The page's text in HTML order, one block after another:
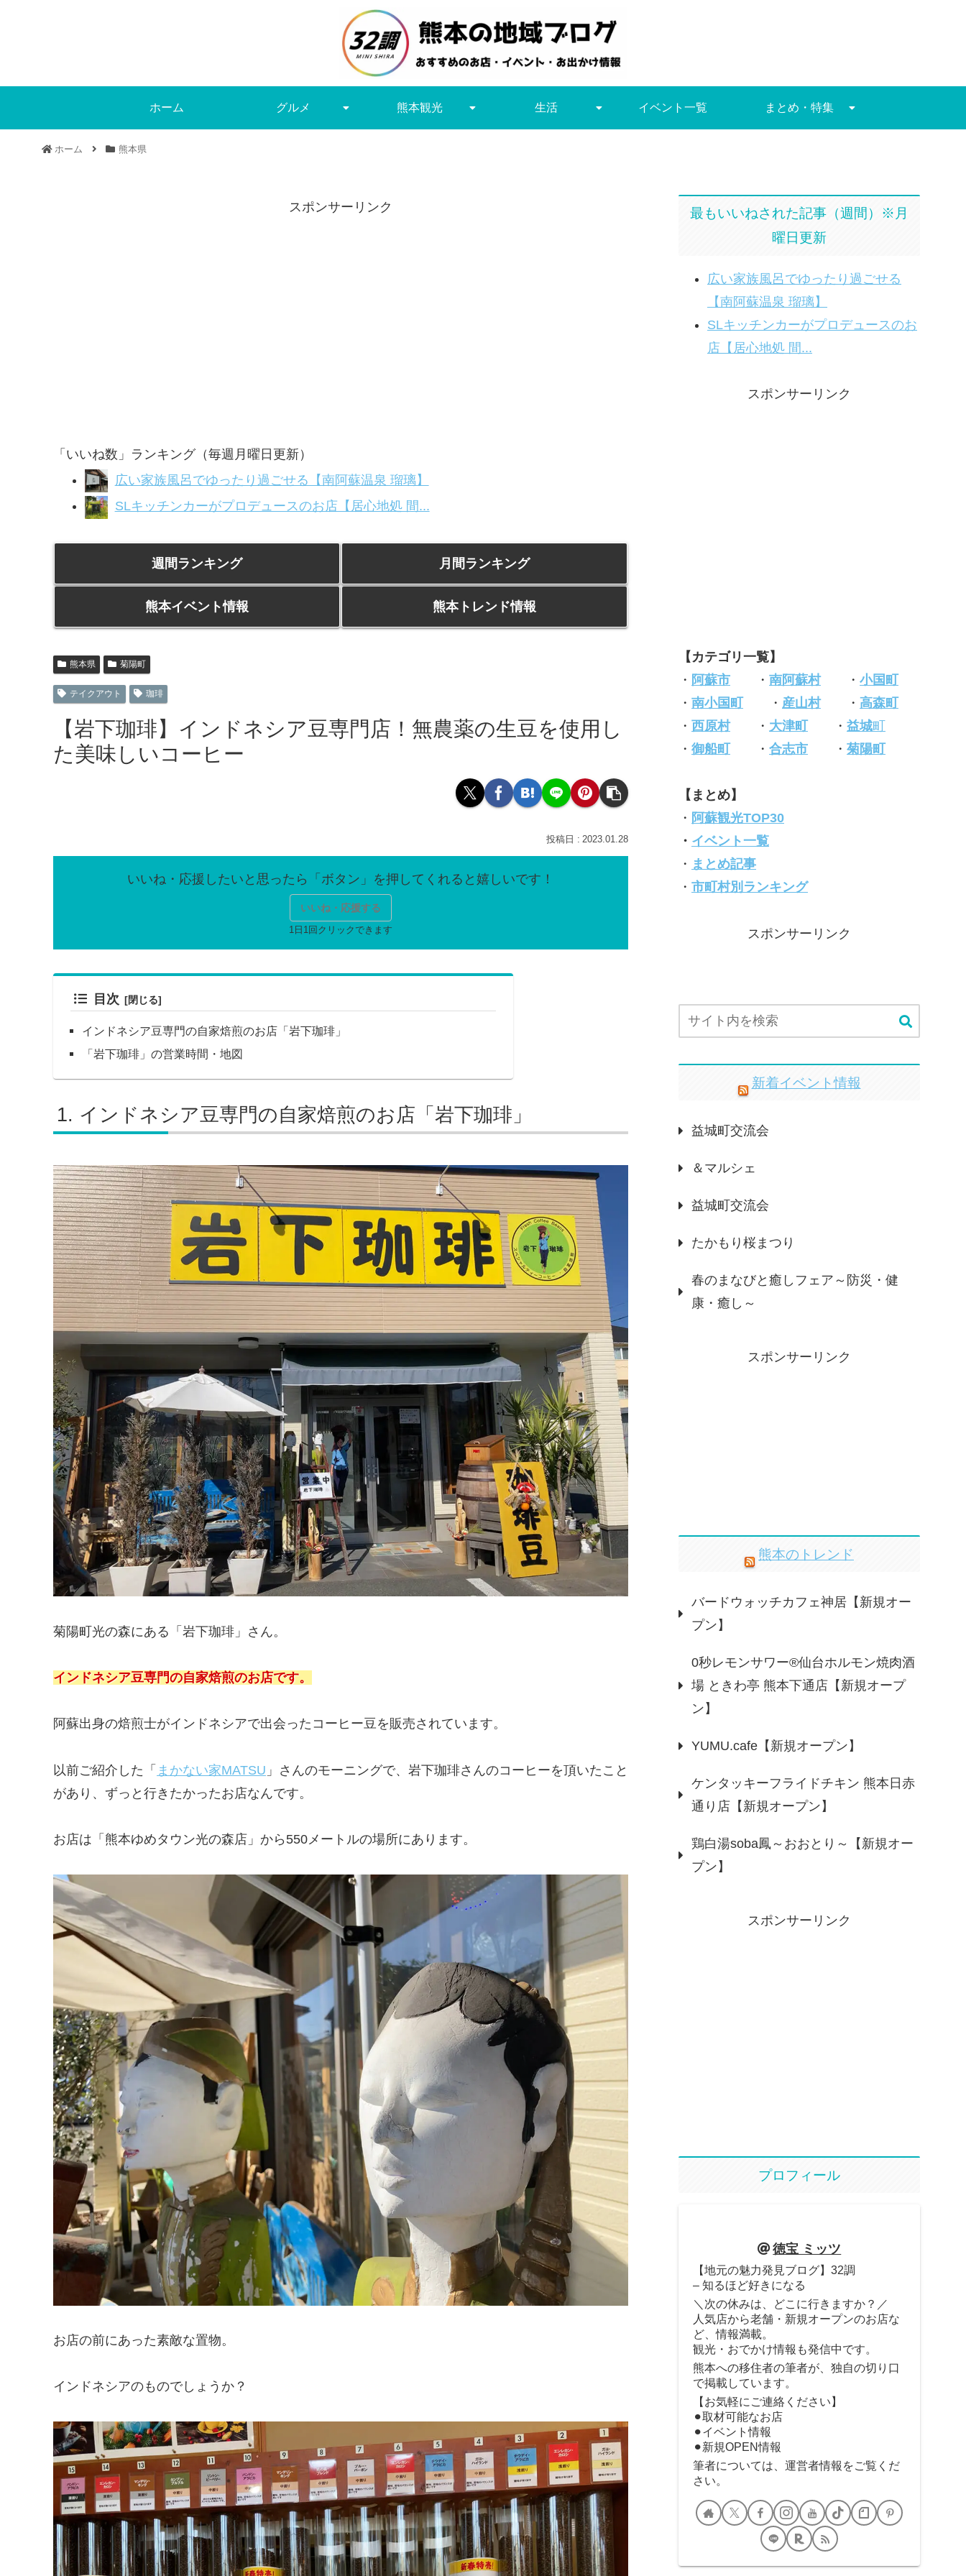
ホーム グルメ 熊本観光 生活 イベント一覧 まとめ・特集
ホーム 熊本県
スポンサーリンク
「いいね数」ランキング（毎週月曜日更新）
広い家族風呂でゆったり過ごせる【南阿蘇温泉 瑠璃】
SLキッチンカーがプロデュースのお店【居心地処 間...
週間ランキング 月間ランキング
熊本イベント情報 熊本トレンド情報
熊本県 菊陽町
テイクアウト 珈琲
【岩下珈琲】インドネシア豆専門店！無農薬の生豆を使用し
た美味しいコーヒー
2023.01.28
いいね・応援する
目次
インドネシア豆専門の自家焙煎のお店「岩下珈琲」
「岩下珈琲」の営業時間・地図
インドネシア豆専門の自家焙煎のお店「岩下珈琲」
菊陽町光の森にある「岩下珈琲」さん。
インドネシア豆専門の自家焙煎のお店です。
阿蘇出身の焙煎士がインドネシアで出会ったコーヒー豆を販売されています。
以前ご紹介した「 まかない家MATSU 」さんのモーニングで、岩下珈琲さんのコーヒーを頂いたこと
があり、ずっと行きたかったお店なんです。
お店は「熊本ゆめタウン光の森店」から550メートルの場所にあります。
お店の前にあった素敵な置物。
インドネシアのものでしょうか？
最もいいねされた記事（週間）※月
曜日更新
広い家族風呂でゆったり過ごせる
【南阿蘇温泉 瑠璃】
SLキッチンカーがプロデュースのお
店【居心地処 間...
スポンサーリンク
【カテゴリ一覧】
・ 阿蘇市 ・ 南阿蘇村・ 小国町
・ 南小国町 ・ 産山村・ 高森町
・ 西原村・ 大津町 ・ 益城町
・ 御船町 ・ 合志市 ・ 菊陽町
【まとめ】
・ 阿蘇観光TOP30
・ イベント一覧
・ まとめ記事
・ 市町村別ランキング
スポンサーリンク
新着イベント情報
益城町交流会
＆マルシェ
益城町交流会
たかもり桜まつり
春のまなびと癒しフェア～防災・健
康・癒し～
スポンサーリンク
熊本のトレンド
バードウォッチカフェ神居【新規オー
プン】
0秒レモンサワー®仙台ホルモン焼肉酒
場 ときわ亭 熊本下通店【新規オープ
ン】
YUMU.cafe【新規オープン】
ケンタッキーフライドチキン 熊本日赤
通り店【新規オープン】
鶏白湯soba鳳～おおとり～【新規オー
プン】
スポンサーリンク
プロフィール
徳宝 ミッツ
【地元の魅力発見ブログ】32調
– 知るほど好きになる
＼次の休みは、どこに行きますか？／
人気店から老舗・新規オープンのお店な
ど、情報満載。
観光・おでかけ情報も発信中です。
熊本への移住者の筆者が、独自の切り口
で掲載しています。
【お気軽にご連絡ください】
⚫︎取材可能なお店
⚫︎イベント情報
⚫︎新規OPEN情報
筆者については、運営者情報をご覧くだ
さい。